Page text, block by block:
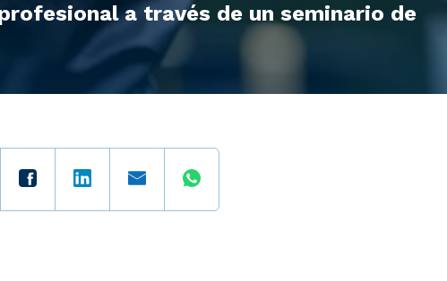
a través de un seminario de